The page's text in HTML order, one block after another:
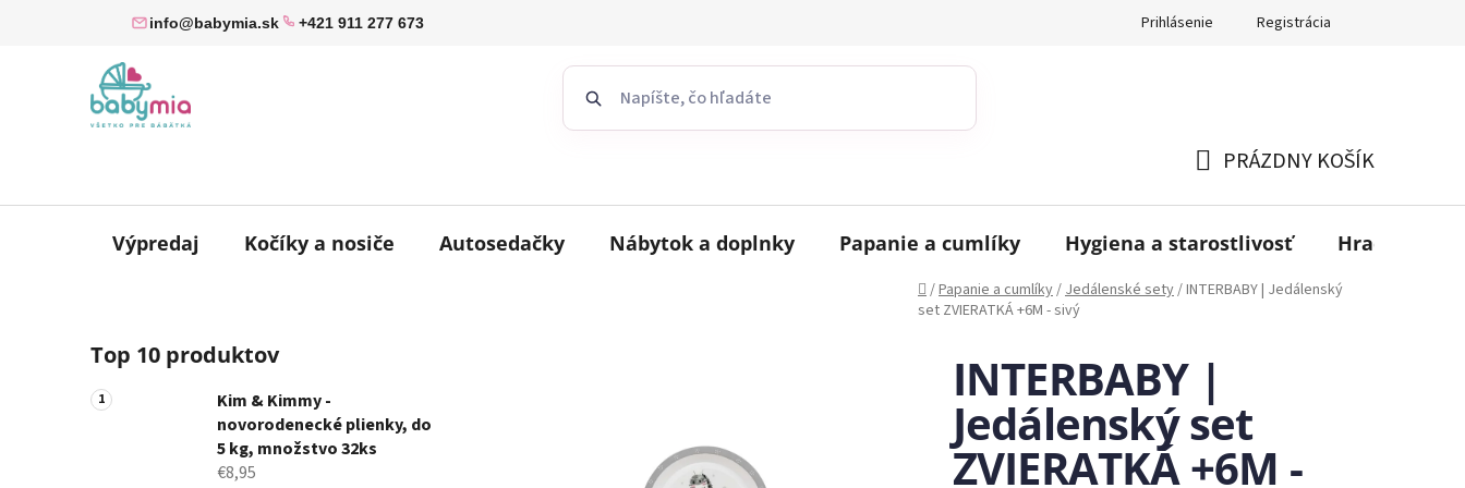
info@babymia.sk +421 911 277 673 Prihlásenie Registrácia
KOŠÍK
PRÁZDNY KOŠÍK
Výpredaj Kočíky a nosiče Autosedačky Nábytok a doplnky Papanie a cumlíky Hygiena a starostlivosť Hračky
Domov
/Papanie a cumlíky/Jedálenské sety/INTERBABY | Jedálenský
set ZVIERATKÁ +6M - sivý
o
č
n
Top 10 produktov
Kim & Kimmy -
novorodenecké plienky, do
5 kg, množstvo 32ks
€8,95
INTERBABY |
Jedálenský set
ZVIERATKÁ +6M -